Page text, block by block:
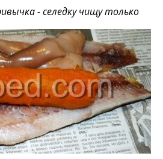
- селедку чищу только